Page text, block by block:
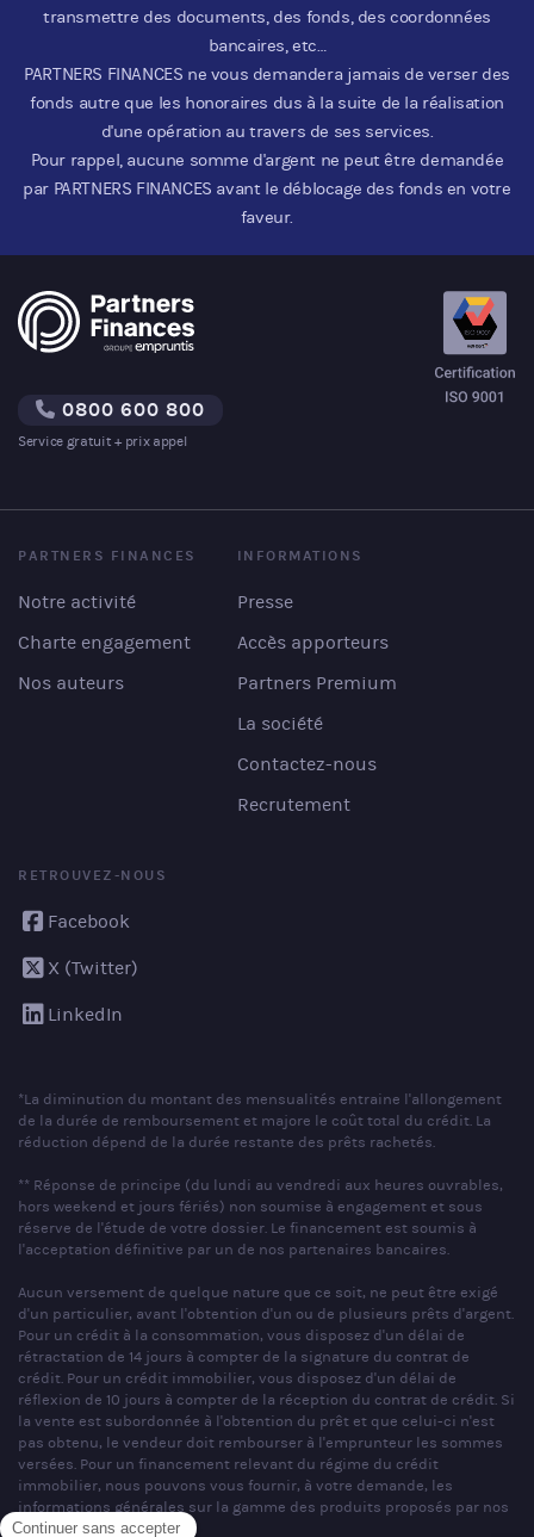
transmettre des documents, des fonds, des coordonnées
bancaires, etc…
PARTNERS FINANCES ne vous demandera jamais de verser des
fonds autre que les honoraires dus à la suite de la réalisation
d'une opération au travers de ses services.
Pour rappel, aucune somme d'argent ne peut être demandée
par PARTNERS FINANCES avant le déblocage des fonds en votre
faveur.
0800 600 800
Service gratuit + prix appel
PARTNERS FINANCES
Notre activité
Charte engagement
Nos auteurs
INFORMATIONS
Presse
Accès apporteurs
Partners Premium
La société
Contactez-nous
Recrutement
RETROUVEZ-NOUS
Facebook
X (Twitter)
LinkedIn
*La diminution du montant des mensualités entraine l'allongement
de la durée de remboursement et majore le coût total du crédit. La
réduction dépend de la durée restante des prêts rachetés.
** Réponse de principe (du lundi au vendredi aux heures ouvrables,
hors weekend et jours fériés) non soumise à engagement et sous
réserve de l'étude de votre dossier. Le financement est soumis à
l'acceptation définitive par un de nos partenaires bancaires.
Aucun versement de quelque nature que ce soit, ne peut être exigé
d'un particulier, avant l'obtention d'un ou de plusieurs prêts d'argent.
Pour un crédit à la consommation, vous disposez d'un délai de
rétractation de 14 jours à compter de la signature du contrat de
crédit. Pour un crédit immobilier, vous disposez d'un délai de
réflexion de 10 jours à compter de la réception du contrat de crédit. Si
la vente est subordonnée à l'obtention du prêt et que celui-ci n'est
pas obtenu, le vendeur doit rembourser à l'emprunteur les sommes
versées. Pour un financement relevant du régime du crédit
immobilier, nous pouvons vous fournir, à votre demande, les
informations générales sur la gamme des produits proposés par nos
partenaires bancaires.